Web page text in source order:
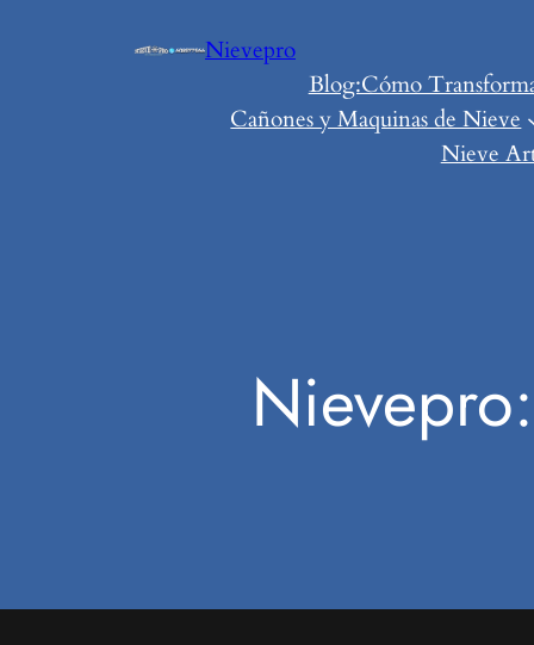
Nievepro
Blog:Cómo
Cañones y Maquinas de Nieve
Nieve